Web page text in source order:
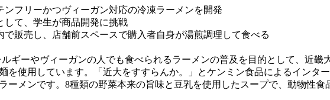
フリーかつヴィーガン対応の冷凍ラーメンを開発
して、学生が商品開発に挑戦
販売し、店舗前スペースで購入者自身が湯煎調理して食べる
ギーやヴィーガンの人でも食べられるラーメンの普及を目的として、近
を使用しています。「近大をすすらんか。」とケンミン食品によるインタ
ーメンです。8種類の野菜本来の旨味と豆乳を使用したスープで、動物性